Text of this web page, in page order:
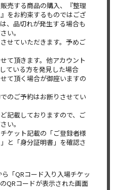
売する商品の購入、『整理
をお約束するものではござ
、品切れが発生する場合も
い。
せていただきます。予めご
て頂きます。他アカウント
ている方を発見した場合
て頂く場合が御座いますの
のご予約はお断りさせてい
記載しておりますので、ご
い。
ケット記載の「ご登録者様
と「身分証明書」を確認さ
「QRコード入り入場チケッ
QRコードが表示された画面